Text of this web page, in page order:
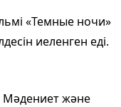
«Темные ночи»
иеленген еді.
және